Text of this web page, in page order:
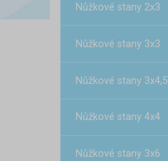
Nůžkové stany 2x3
Nůžkové stany 3x3
Nůžkové stany 3x4,5
Nůžkové stany 4x4
Nůžkové stany 3x6